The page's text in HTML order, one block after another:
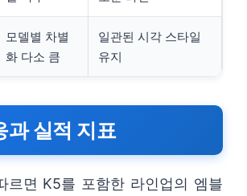
모델별 차별
화 다소 큼
일관된 시각 스타일
유지
과 실적 지표
르면 K5를 포함한 라인업의 엠블